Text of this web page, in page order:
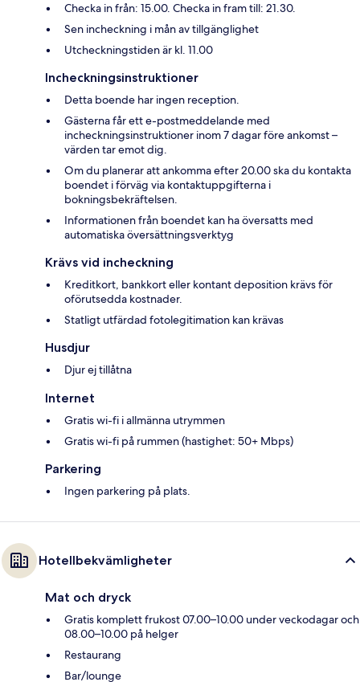
Checka in från: 15.00. Checka in fram till: 21.30.
Sen incheckning i mån av tillgänglighet
Utcheckningstiden är kl. 11.00
Incheckningsinstruktioner
Detta boende har ingen reception.
Gästerna får ett e-postmeddelande med
incheckningsinstruktioner inom 7 dagar före ankomst –
värden tar emot dig.
Om du planerar att ankomma efter 20.00 ska du kontakta
boendet i förväg via kontaktuppgifterna i
bokningsbekräftelsen.
Informationen från boendet kan ha översatts med
automatiska översättningsverktyg
Krävs vid incheckning
Kreditkort, bankkort eller kontant deposition krävs för
oförutsedda kostnader.
Statligt utfärdad fotolegitimation kan krävas
Husdjur
Djur ej tillåtna
Internet
Gratis wi-fi i allmänna utrymmen
Gratis wi-fi på rummen (hastighet: 50+ Mbps)
Parkering
Ingen parkering på plats.
Hotellbekvämligheter
Mat och dryck
Gratis komplett frukost 07.00–10.00 under veckodagar och
08.00–10.00 på helger
Restaurang
Bar/lounge